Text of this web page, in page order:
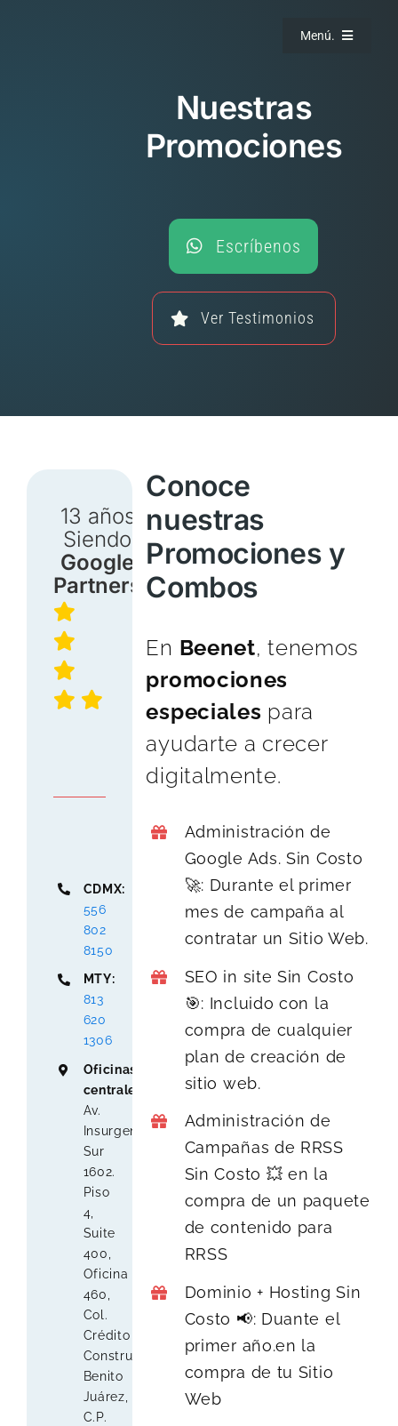
Menú.
Nuestras
Promociones
Escríbenos
Ver Testimonios
13 años
Siendo
Google
Partners
CDMX:
556
802
8150
MTY:
813
620
1306
Oficinas
centrales
Av.
Insurgentes
Sur
1602.
Piso
4,
Suite
400,
Oficina
460,
Col.
Crédito
Constructor,
Benito
Juárez,
C.P.
Conoce
nuestras
Promociones y
Combos
En Beenet, tenemos
promociones
especiales para
ayudarte a crecer
digitalmente.
Administración de
Google Ads. Sin Costo
🚀: Durante el primer
mes de campaña al
contratar un Sitio Web.
SEO in site Sin Costo
🎯: Incluido con la
compra de cualquier
plan de creación de
sitio web.
Administración de
Campañas de RRSS
Sin Costo 💥 en la
compra de un paquete
de contenido para
RRSS
Dominio + Hosting Sin
Costo 📢: Duante el
primer año.en la
compra de tu Sitio
Web